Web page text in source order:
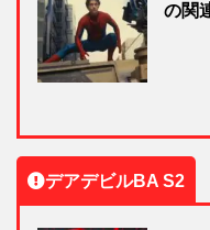
の関
デアデビルBA S2